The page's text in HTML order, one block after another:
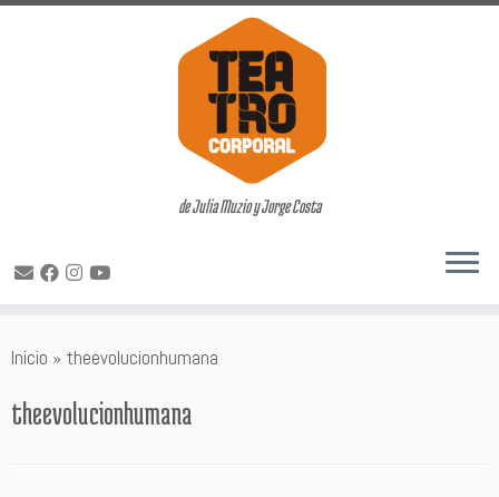
de Julia Muzio y Jorge Costa
Inicio » theevolucionhumana
theevolucionhumana